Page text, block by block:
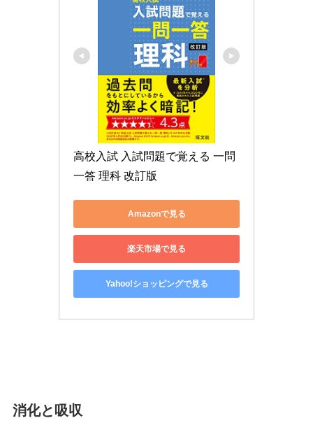
高校入試 入試問題で覚える 一問
一答 理科 改訂版
Amazonで見る
楽天市場で見る
Yahoo!ショッピングで見る
消化と吸収